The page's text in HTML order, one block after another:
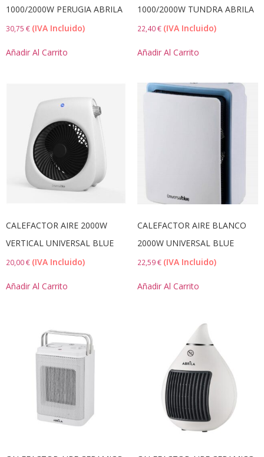
1000/2000W PERUGIA ABRILA
30,75 € (IVA Incluido)
Añadir Al Carrito
1000/2000W TUNDRA ABRILA
22,40€ (IVA Incluido)
Añadir Al Carrito
CALEFACTOR AIRE 2000W
VERTICAL UNIVERSAL BLUE
20,00€ (IVA Incluido)
Añadir Al Carrito
CALEFACTOR AIRE BLANCO
2000W UNIVERSAL BLUE
22,59€ (IVA Incluido)
Añadir Al Carrito